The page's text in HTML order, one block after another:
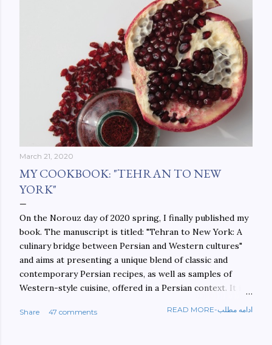
March 21, 2020
MY COOKBOOK: "TEHRAN TO NEW
YORK"
On the Norouz day of 2020 spring, I finally published my
book. The manuscript is titled: "Tehran to New York: A
culinary bridge between Persian and Western cultures"
and aims at presenting a unique blend of classic and
contemporary Persian recipes, as well as samples of
Western-style cuisine, offered in a Persian context. It is
walls. This book aims at constructing a bridge between
Share 47 comments READ MORE-ادامه مطلب